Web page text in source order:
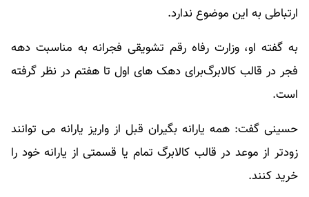
ارتباطی به این موضوع ندارد.
به گفته او، وزارت رفاه رقم تشویقی فجرانه به مناسبت دهه
فجر در قالب کالابرگ‌برای دهک های اول تا هفتم در نظر گرفته
است.​
حسینی گفت: همه یارانه بگیران قبل از واریز یارانه می توانند
زودتر از موعد در قالب کالابرگ تمام یا قسمتی از یارانه خود را
خرید کنند.